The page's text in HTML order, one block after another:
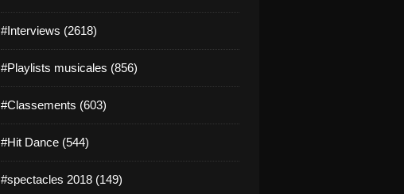
#Interviews (2618)
#Playlists musicales (856)
#Classements (603)
#Hit Dance (544)
#spectacles 2018 (149)